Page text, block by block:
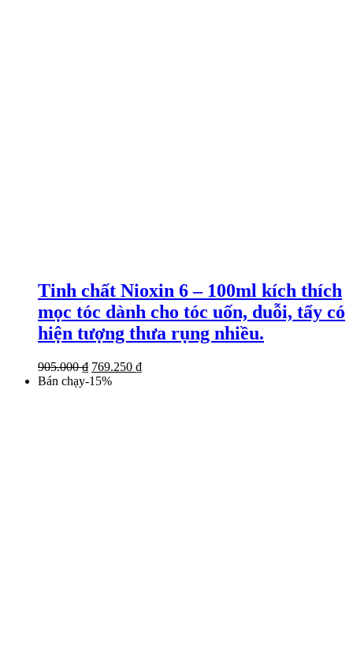
Tinh chất Nioxin 6 – 100ml kích thích
mọc tóc dành cho tóc uốn, duỗi, tẩy có
hiện tượng thưa rụng nhiều.
905.000₫ Giá
gốc
769.250 ₫Giá
Bán chạy-15%